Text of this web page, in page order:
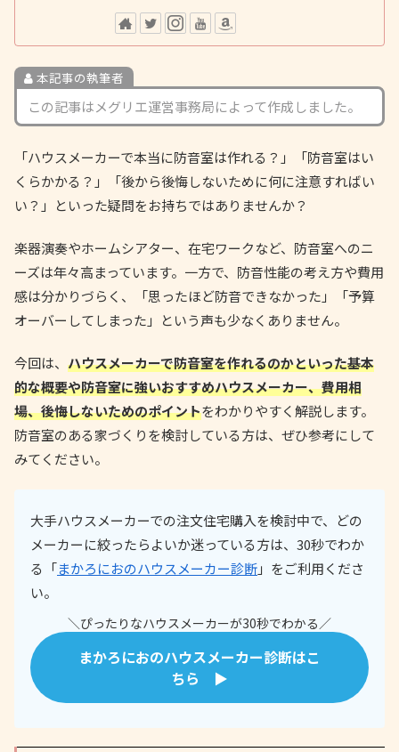
本記事の執筆者
この記事はメグリエ運営事務局によって作成しました。
「ハウスメーカーで本当に防音室は作れる？」「防音室はい
くらかかる？」「後から後悔しないために何に注意すればい
い？」といった疑問をお持ちではありませんか？
楽器演奏やホームシアター、在宅ワークなど、防音室へのニ
ーズは年々高まっています。一方で、防音性能の考え方や費用
感は分かりづらく、「思ったほど防音できなかった」「予算
オーバーしてしまった」という声も少なくありません。
今回は、 ハウスメーカーで防音室を作れるのかといった基本
的な概要や防音室に強いおすすめハウスメーカー、費用相
場、後悔しないためのポイントをわかりやすく解説します。
防音室のある家づくりを検討している方は、ぜひ参考にして
みてください。
大手ハウスメーカーでの注文住宅購入を検討中で、どの
メーカーに絞ったらよいか迷っている方は、30秒でわか
る「まかろにおのハウスメーカー診断」をご利用くださ
い。
＼ぴったりなハウスメーカーが30秒でわかる／
まかろにおのハウスメーカー診断はこ
ちら ▶